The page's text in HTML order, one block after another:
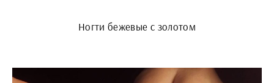
Ногти бежевые с золотом